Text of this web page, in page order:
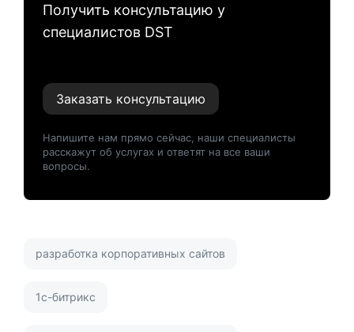
Получить консультацию у
специалистов DST
Заказать консультацию
Напишите нам прямо сейчас, наши специалисты
расскажут об услугах и ответят на все ваши
вопросы.
разработка корпоративных сайтов
1с-битрикс